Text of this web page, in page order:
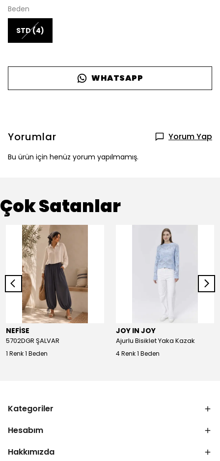
Beden
STD (4)
WHATSAPP
Yorumlar Yorum Yap
Bu ürün için henüz yorum yapılmamış.
Çok Satanlar
NEFİSE
5702DGR ŞALVAR
1 Renk 1 Beden
JOY IN JOY
Ajurlu Bisiklet Yaka Kazak
4 Renk 1 Beden
Kategoriler
Hesabım
Hakkımızda